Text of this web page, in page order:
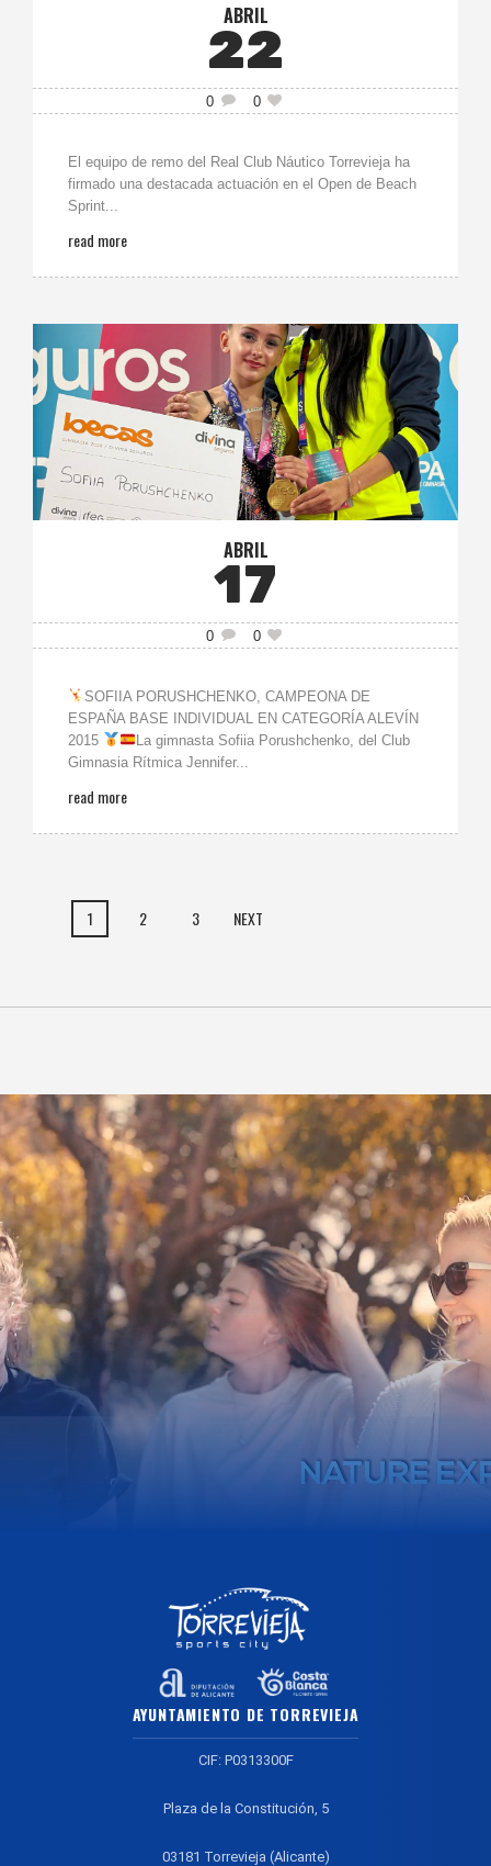
ABRIL
22
0 0
El equipo de remo del Real Club Náutico Torrevieja ha
firmado una destacada actuación en el Open de Beach
Sprint...
read more
ABRIL
17
0 0
SOFIIA PORUSHCHENKO, CAMPEONA DE
ESPAÑA BASE INDIVIDUAL EN CATEGORÍA ALEVÍN
2015
La gimnasta Sofiia Porushchenko, del Club
Gimnasia Rítmica Jennifer...
read more
1 2 3 NEXT
AYUNTAMIENTO DE TORREVIEJA
CIF: P0313300F
Plaza de la Constitución, 5
03181 Torrevieja (Alicante)